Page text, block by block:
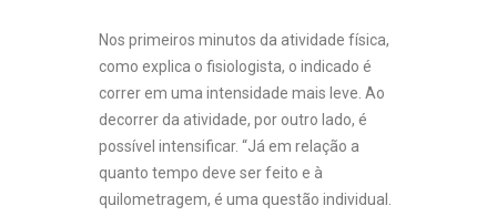
Nos primeiros minutos da atividade física,
como explica o fisiologista, o indicado é
correr em uma intensidade mais leve. Ao
decorrer da atividade, por outro lado, é
possível intensificar. “Já em relação a
quanto tempo deve ser feito e à
quilometragem, é uma questão individual.